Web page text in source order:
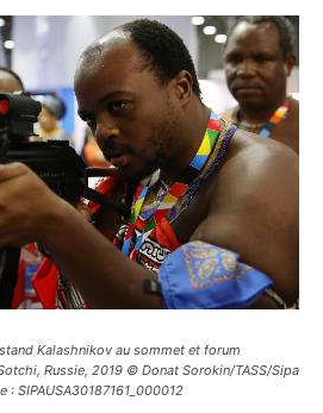
Kalashnikov au sommet et forum
Russie, 2019 © Donat Sorokin/TASS/Sipa
: SIPAUSA30187161_000012